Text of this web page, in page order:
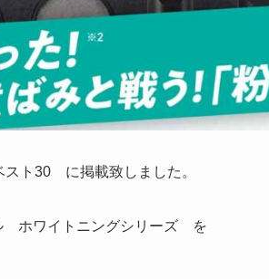
ト30 に掲載致しました。
ホワイトニングシリーズ を